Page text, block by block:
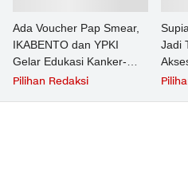
Ada Voucher Pap Smear,
IKABENTO dan YPKI
Gelar Edukasi Kanker-
Tumor Gratis di Depok
Pilihan Redaksi
Jadi